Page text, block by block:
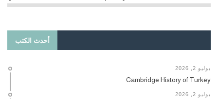
أحدث الكتب
يوليو 2, 2026
Cambridge History of Turkey
يوليو 2, 2026